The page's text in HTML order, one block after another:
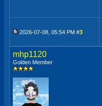
2026-07-08, 05:54 PM #3
mhp1120
Golden Member